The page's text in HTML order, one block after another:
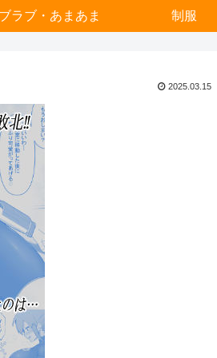
ラブ・あまあま 制服
2025.03.15